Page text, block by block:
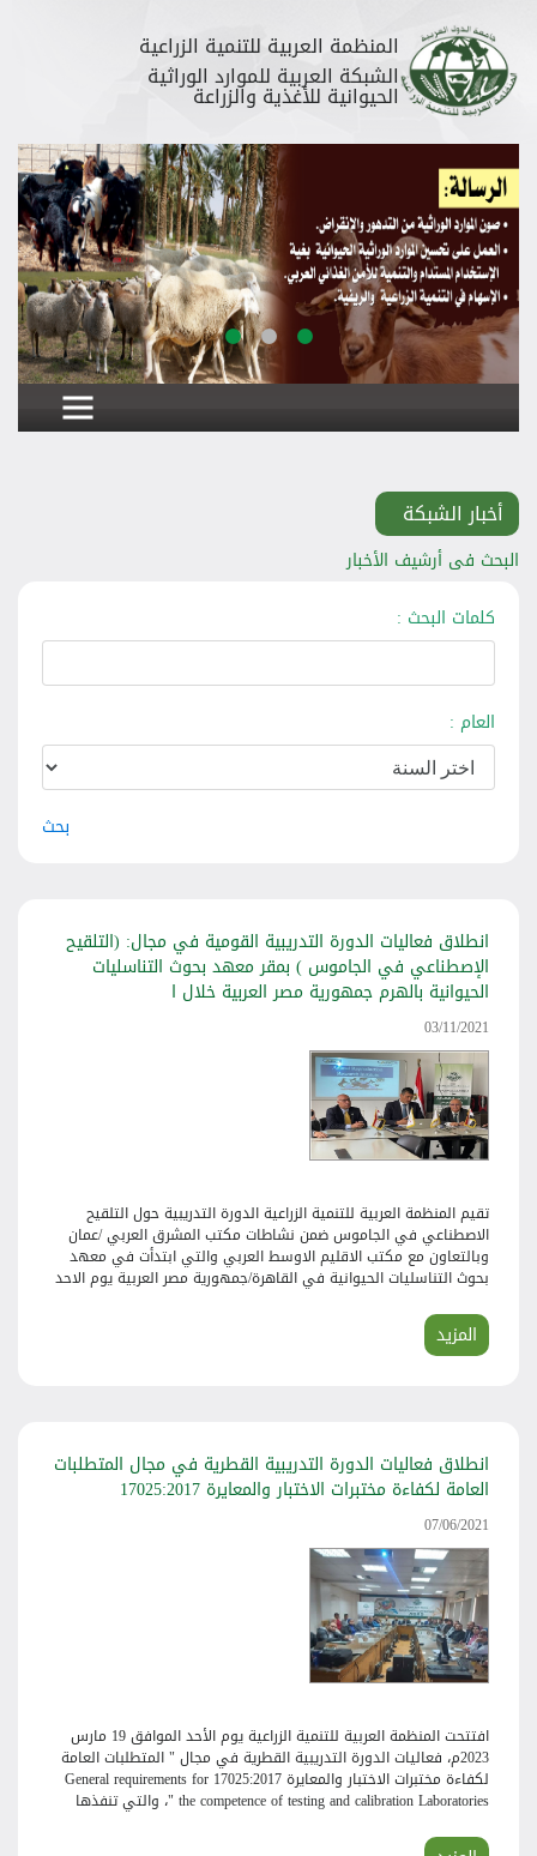
المنظمة العربية للتنمية الزراعية
الشبكة العربية للموارد الوراثية
الحيوانية للأغذية والزراعة
أخبار الشبكة
البحث فى أرشيف الأخبار
كلمات البحث :
العام :
بحث
انطلاق فعاليات الدورة التدريبية القومية في مجال: (التلقيح
الإصطناعي في الجاموس ) بمقر معهد بحوث التناسليات
الحيوانية بالهرم جمهورية مصر العربية خلال ا
03/11/2021
تقيم المنظمة العربية للتنمية الزراعية الدورة التدريبية حول التلقيح
الاصطناعي في الجاموس ضمن نشاطات مكتب المشرق العربي /عمان
وبالتعاون مع مكتب الاقليم الاوسط العربي والتي ابتدأت في معهد
بحوث التناسليات الحيوانية في القاهرة/جمهورية مصر العربية يوم الاحد
مشاركين من الأطباء البيطريين من كوادر وزارة الزراعة العراقية والمصرية
والمعنيين بشكل مباشر في هذا القطاع
المزيد
انطلاق فعاليات الدورة التدريبية القطرية في مجال المتطلبات
العامة لكفاءة مختبرات الاختبار والمعايرة 17025:2017
07/06/2021
افتتحت المنظمة العربية للتنمية الزراعية يوم الأحد الموافق 19 مارس
2023م، فعاليات الدورة التدريبية القطرية في مجال " المتطلبات العامة
لكفاءة مختبرات الاختبار والمعايرة 17025:2017 General requirements for
the competence of testing and calibration Laboratories "، والتي تنفذها